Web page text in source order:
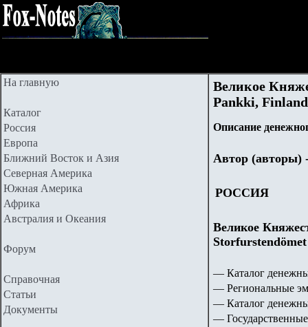
На главную
Каталог
Россия
Европа
Ближний Восток и Азия
Северная Америка
Южная Америка
Африка
Австралия и Океания
Форум
Справочная
Статьи
Документы
Великое
Pankki,
Описание
Автор (авторы)
РОССИЯ
Великое
— Каталог
— Региональные
— Каталог
—